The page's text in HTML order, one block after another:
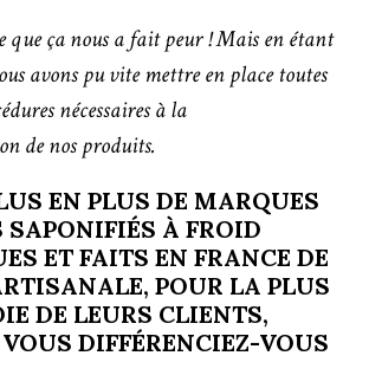
que ça nous a fait peur ! Mais en étant
avons pu vite mettre en place toutes
nécessaires à la
de nos produits.
EN PLUS DE MARQUES
SAPONIFIÉS À FROID
ET FAITS EN FRANCE DE
POUR LA PLUS
DE LEURS CLIENTS,
DIFFÉRENCIEZ-VOUS